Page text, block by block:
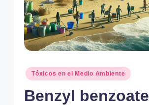
Posted
in
Tóxicos en el Medio Ambiente
Benzyl benzoate